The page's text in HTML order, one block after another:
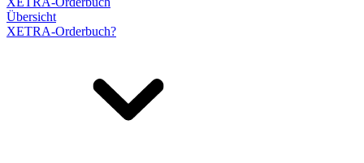
Übersicht
XETRA-Orderbuch?